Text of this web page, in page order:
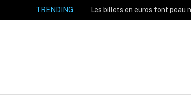
TRENDING Les billets en euros font peau